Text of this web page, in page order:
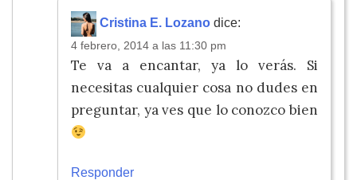
Cristina E. Lozano dice:
4 febrero, 2014 a las 11:30 pm
Te va a encantar, ya lo verás. Si
necesitas cualquier cosa no dudes en
preguntar, ya ves que lo conozco bien
Responder